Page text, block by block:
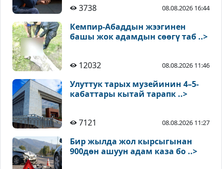
3738 08.08.2026 16:44
Кемпир-Абаддын жээгинен
башы жок адамдын сөөгү таб ..>
12032 08.08.2026 11:46
Улуттук тарых музейинин 4–5-
кабаттары кытай тарапк ..>
7121 08.08.2026 11:27
Бир жылда жол кырсыгынан
900дөн ашуун адам каза бо ..>